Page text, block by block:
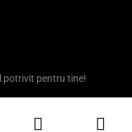
potrivit pentru tine!